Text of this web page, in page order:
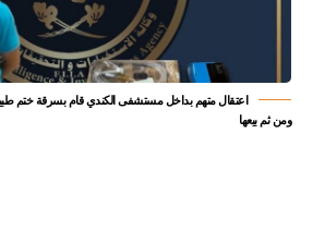
اعتقال متهم بداخل مستشفى الكندي قام بسرقة ختم
ومن ثم بيعها